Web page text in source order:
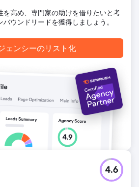
を高め、専門家の助けを借りたいと考
ウンドリードを獲得しましょう。
ェンシーのリスト化
4.6